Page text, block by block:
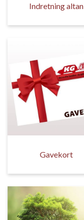
Indretning altan
Gavekort